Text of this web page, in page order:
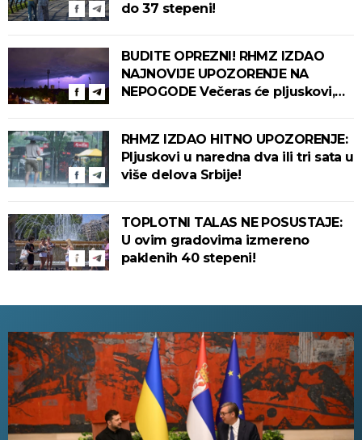
do 37 stepeni!
BUDITE OPREZNI! RHMZ IZDAO
NAJNOVIJE UPOZORENJE NA
NEPOGODE Večeras će pljuskovi,
RHMZ IZDAO HITNO UPOZORENJE:
Pljuskovi u naredna dva ili tri sata u
više delova Srbije!
TOPLOTNI TALAS NE POSUSTAJE:
U ovim gradovima izmereno
paklenih 40 stepeni!